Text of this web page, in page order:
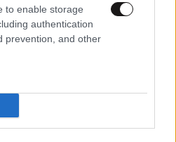
to enable storage
authentication
prevention, and other
να πίνετε πριν τον